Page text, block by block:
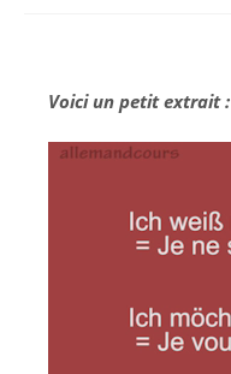
Voici un petit extrait :